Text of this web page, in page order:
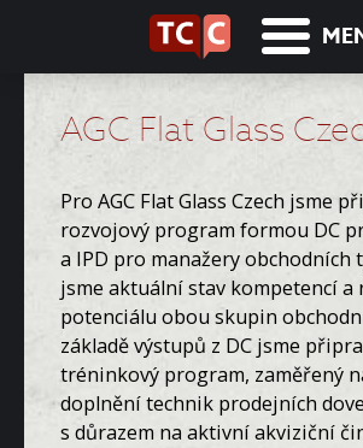
AGC Flat Glass
Pro AGC Flat Glass Czech jsme
rozvojový program formou DC
a IPD pro manažery obchodních
jsme aktuální stav kompetencí a
potenciálu obou skupin
základě výstupů z DC jsme
tréninkový program, zaměřený
doplnění technik prodejních
s důrazem na aktivní akviziční